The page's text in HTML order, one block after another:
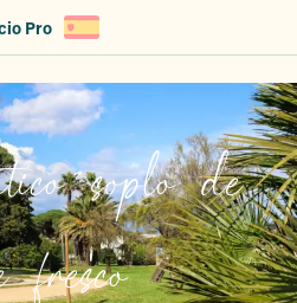
Pro
soplo de
fresco